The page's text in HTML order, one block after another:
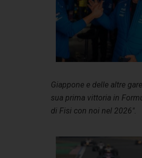
Giappone e delle altre
sua prima vittoria in
di Fisi con noi nel 2026″.